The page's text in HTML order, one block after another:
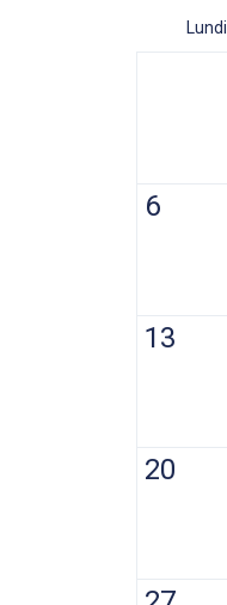
Lundi
6
13
20